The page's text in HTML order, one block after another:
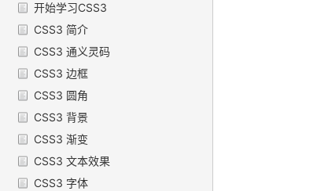
开始学习CSS3
CSS3 简介
CSS3 通义灵码
CSS3 边框
CSS3 圆角
CSS3 背景
CSS3 渐变
CSS3 文本效果
CSS3 字体